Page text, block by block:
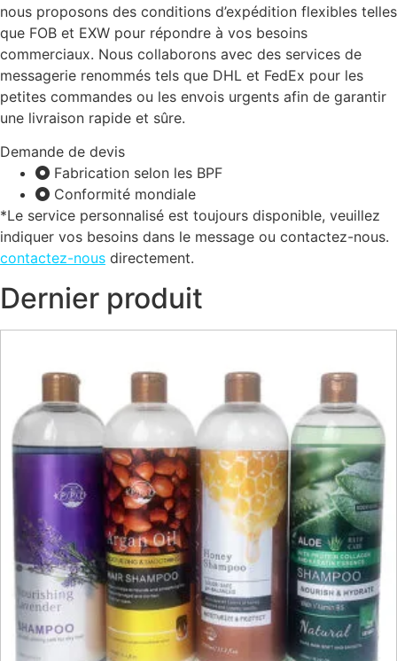
nous proposons des conditions d’expédition flexibles telles
que FOB et EXW pour répondre à vos besoins
commerciaux. Nous collaborons avec des services de
messagerie renommés tels que DHL et FedEx pour les
petites commandes ou les envois urgents afin de garantir
une livraison rapide et sûre.
Demande de devis
Fabrication selon les BPF
Conformité mondiale
*Le service personnalisé est toujours disponible, veuillez
indiquer vos besoins dans le message ou contactez-nous.
contactez-nous directement.
Dernier produit